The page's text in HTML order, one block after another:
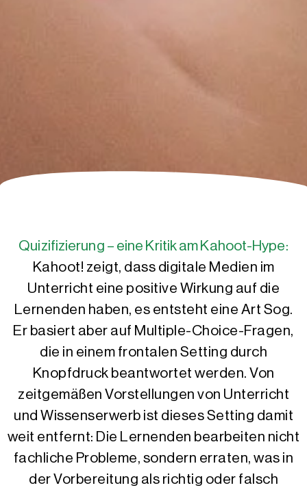
Quizifizierung – eine Kritik am Kahoot-Hype:
Kahoot! zeigt, dass digitale Medien im
Unterricht eine positive Wirkung auf die
Lernenden haben, es entsteht eine Art Sog.
Er basiert aber auf Multiple-Choice-Fragen,
die in einem frontalen Setting durch
Knopfdruck beantwortet werden. Von
zeitgemäßen Vorstellungen von Unterricht
und Wissenserwerb ist dieses Setting damit
weit entfernt: Die Lernenden bearbeiten nicht
fachliche Probleme, sondern erraten, was in
der Vorbereitung als richtig oder falsch